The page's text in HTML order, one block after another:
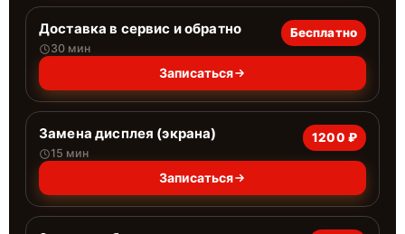
Доставка в сервис и обратно
30 мин
Бесплатно
Записаться
Замена дисплея (экрана)
15 мин
1200 ₽
Записаться